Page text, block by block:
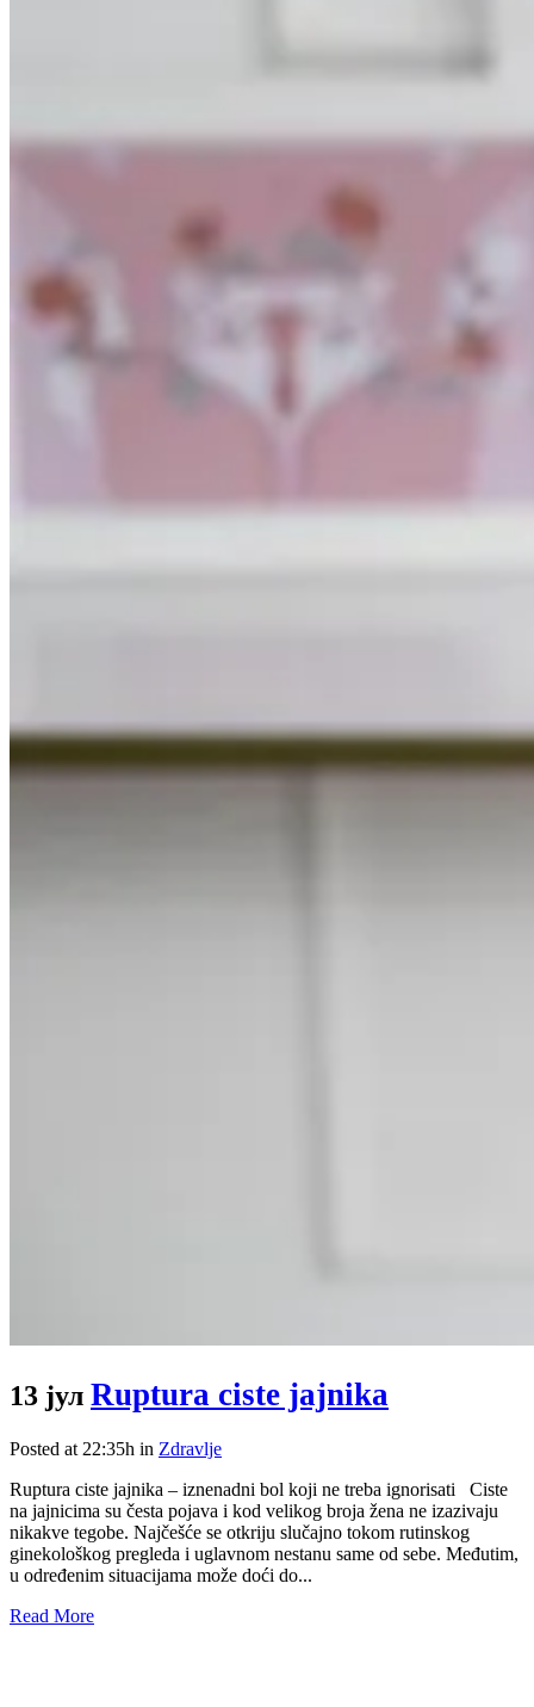
13 јул Ruptura ciste jajnika
Posted at 22:35h in Zdravlje
Ruptura ciste jajnika – iznenadni bol koji ne treba ignorisati Ciste
na jajnicima su česta pojava i kod velikog broja žena ne izazivaju
nikakve tegobe. Najčešće se otkriju slučajno tokom rutinskog
ginekološkog pregleda i uglavnom nestanu same od sebe. Međutim,
u određenim situacijama može doći do...
Read More